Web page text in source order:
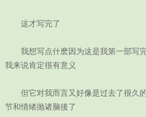
这才写完了
我想写点什麽因为这是我第一部写
我来说肯定很有意义
但它对我而言又好像是过去了很久的
节和情绪抛诸脑後了